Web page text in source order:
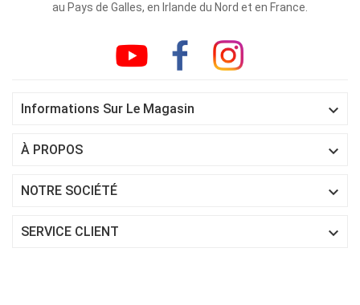
au Pays de Galles, en Irlande du Nord et en France.
Informations Sur Le Magasin 
À PROPOS 
NOTRE SOCIÉTÉ 
SERVICE CLIENT 